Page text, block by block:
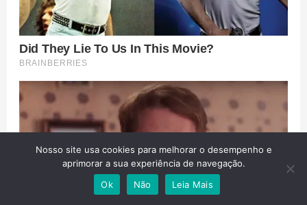
Nosso site usa cookies para melhorar o desempenho e
aprimorar a sua experiência de navegação.
Ok
Não Leia Mais